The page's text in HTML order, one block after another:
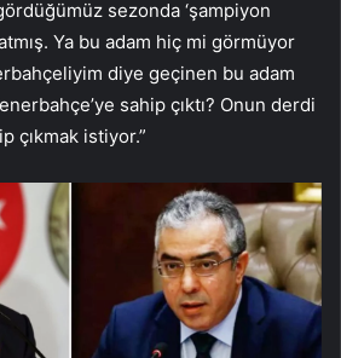
sezonda ‘şampiyon
Ya bu adam hiç mi görmüyor
diye geçinen bu adam
sahip çıktı? Onun derdi
çıkmak istiyor.”